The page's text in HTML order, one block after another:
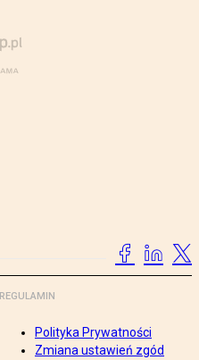
REGULAMIN
Polityka Prywatności
Zmiana ustawień zgód